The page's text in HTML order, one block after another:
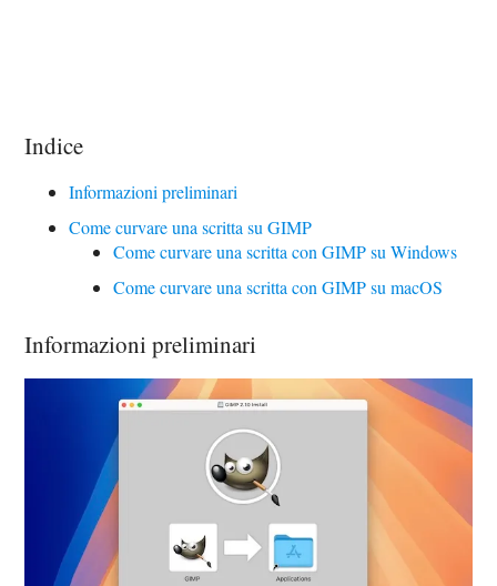
Indice
Informazioni preliminari
Come curvare una scritta su GIMP
Come curvare una scritta con GIMP su Windows
Come curvare una scritta con GIMP su macOS
Informazioni preliminari